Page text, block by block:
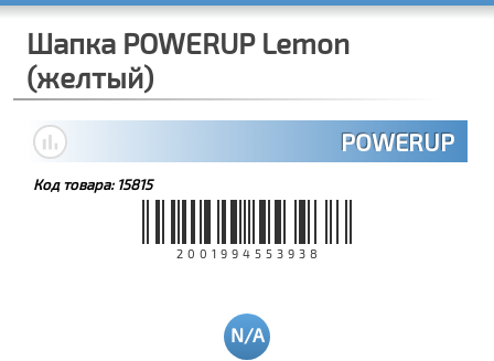
Шапка POWERUP Lemon
(желтый)
POWERUP
Код товара: 15815
2001994553938